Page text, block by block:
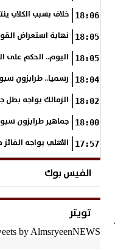
18:06 خلاف بسبب الكلاب
18:05 نهاية استعراض
18:05 اليوم.. الحكم على
18:04 رسميا.. طرابزون
18:02 الزمالك يواجه بطل
18:00 جماهير طرابزون
17:57 الأهلي يواجه
الفيس بوك
تويتر
by AlmsryeenNEWS